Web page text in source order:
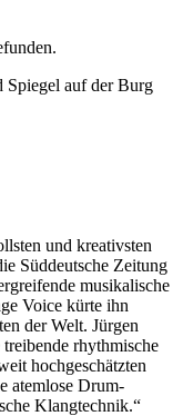
und kreativsten
Süddeutsche Zeitung
musikalische
Voice kürte ihn
der Welt. Jürgen
rhythmische
hochgeschätzten
atemlose Drum-
Klangtechnik.“